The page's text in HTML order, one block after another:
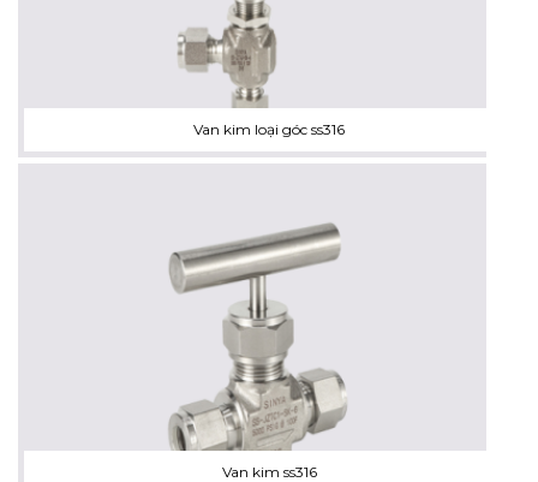
Van kim loại góc ss316
Van kim ss316